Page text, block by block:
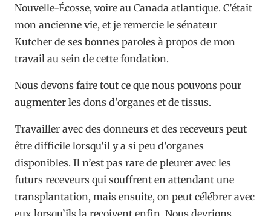
Nouvelle-Écosse, voire au Canada atlantique. C’était
mon ancienne vie, et je remercie le sénateur
Kutcher de ses bonnes paroles à propos de mon
travail au sein de cette fondation.
Nous devons faire tout ce que nous pouvons pour
augmenter les dons d’organes et de tissus.
Travailler avec des donneurs et des receveurs peut
être difficile lorsqu’il y a si peu d’organes
disponibles. Il n’est pas rare de pleurer avec les
futurs receveurs qui souffrent en attendant une
transplantation, mais ensuite, on peut célébrer avec
eux lorsqu’ils la reçoivent enfin. Nous devrions